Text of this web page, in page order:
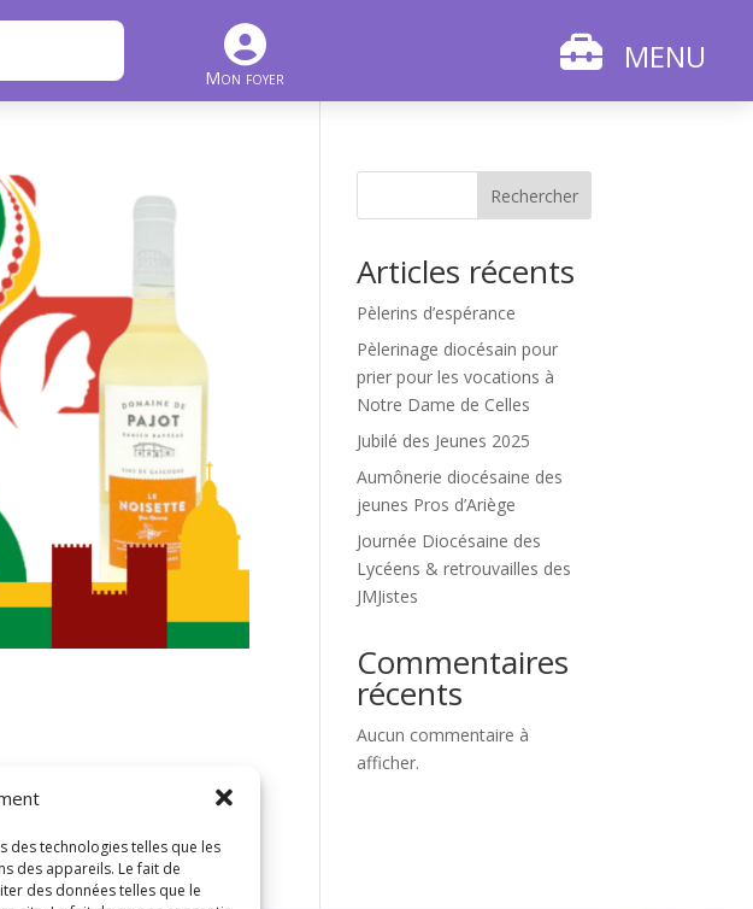
des technologies telles que les
des appareils. Le fait de
des données telles que le
Mon foyer
MENU
Rechercher
Articles récents
Pèlerins d’espérance
Pèlerinage diocésain pour
prier pour les vocations à
Notre Dame de Celles
Jubilé des Jeunes 2025
Aumônerie diocésaine des
jeunes Pros d’Ariège
Journée Diocésaine des
Lycéens & retrouvailles des
JMJistes
Commentaires
récents
Aucun commentaire à
afficher.